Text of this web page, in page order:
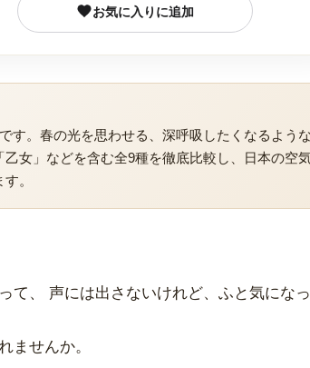
お気に入りに追加
す。春の光を思わせる、深呼吸したくなるよう
女」などを含む全9種を徹底比較し、日本の空
。
て、 声には出さないけれど、ふと気にな
ませんか。